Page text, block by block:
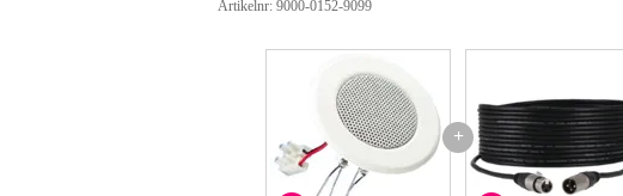
ip-waarde: IP54
Artikelnr: 9000-0152-9099
+